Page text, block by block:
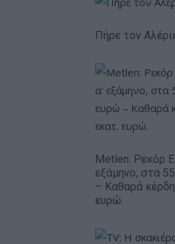
Πήρε τον
Metlen: Ρεκόρ
εξάμηνο, στα
– Καθαρά κέρδη
ευρώ.